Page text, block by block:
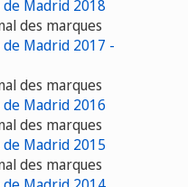
de Madrid 2018
des marques
de Madrid 2017 -
des marques
de Madrid 2016
des marques
de Madrid 2015
des marques